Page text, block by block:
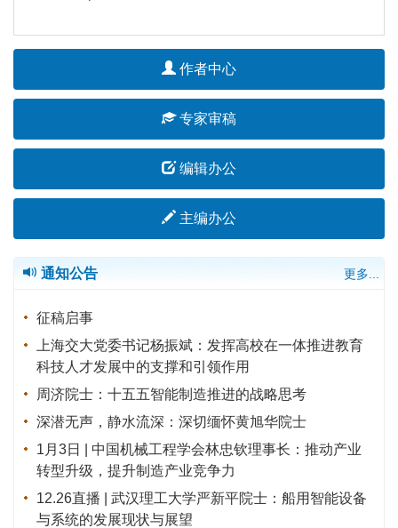
作者中心
专家审稿
编辑办公
主编办公
通知公告 更多...
征稿启事
上海交大党委书记杨振斌：发挥高校在一体推进教育
科技人才发展中的支撑和引领作用
周济院士：十五五智能制造推进的战略思考
深潜无声，静水流深：深切缅怀黄旭华院士
1月3日 | 中国机械工程学会林忠钦理事长：推动产业
转型升级，提升制造产业竞争力
12.26直播 | 武汉理工大学严新平院士：船用智能设备
与系统的发展现状与展望